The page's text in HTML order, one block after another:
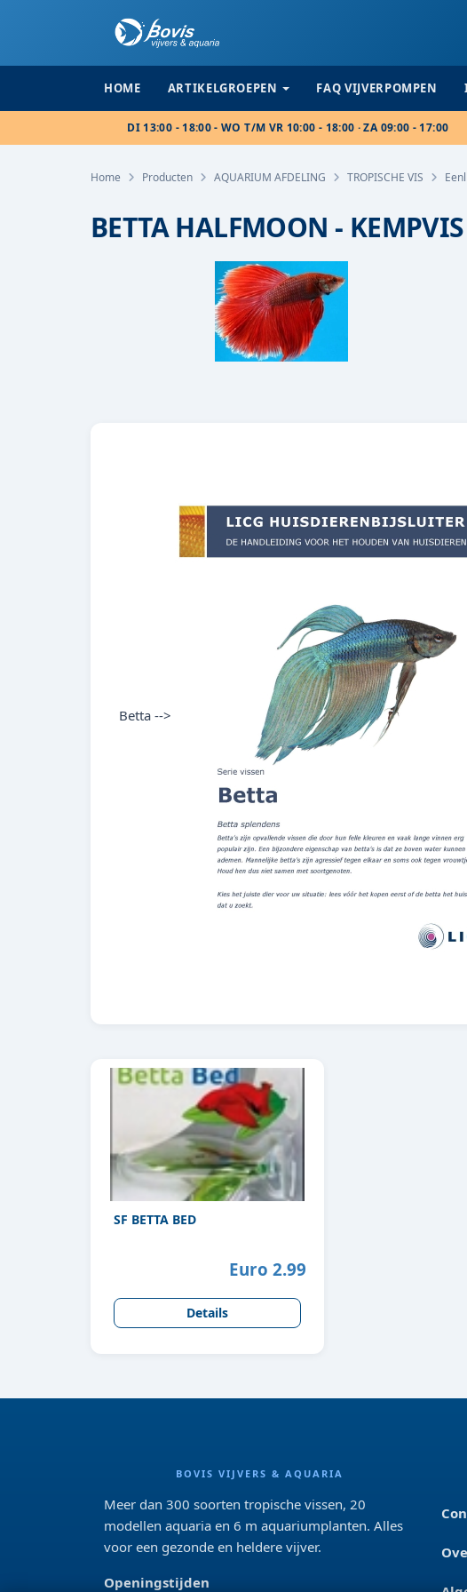
HOME ARTIKELGROEPEN FAQ VIJVERPOMPEN
DI 13:00 - 18:00 - WO T/M VR 10:00 - 18:00 · ZA 09:00 - 17:00
Home Producten AQUARIUM AFDELING TROPISCHE VIS
BETTA HALFMOON -
Betta -->
SF BETTA BED
Euro 2.99
Details
BOVIS VIJVERS & AQUARIA
Meer dan 300 soorten tropische vissen, 20
modellen aquaria en 6 m aquariumplanten. Alles
voor een gezonde en heldere vijver.
Openingstijden